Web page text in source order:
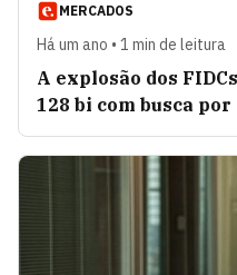
MERCADOS
Há um ano • 1 min de leitura
A explosão dos
128 bi com busca